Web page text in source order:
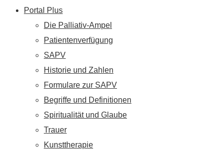
Portal Plus
Die Palliativ-Ampel
Patientenverfügung
SAPV
Historie und Zahlen
Formulare zur SAPV
Begriffe und Definitionen
Spiritualität und Glaube
Trauer
Kunsttherapie